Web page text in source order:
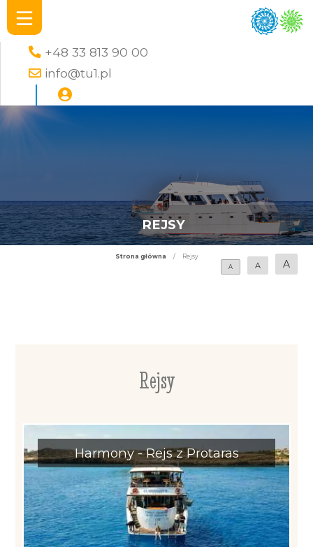
+48 33 813 90 00
info@tu1.pl
REJSY
Strona główna /
Rejsy
A
A A
Rejsy
Harmony - Rejs z Protaras